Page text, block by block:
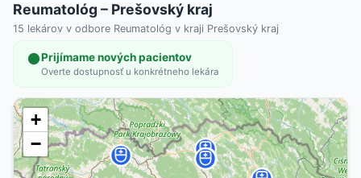
Reumatológ – Prešovský kraj
15 lekárov v odbore Reumatológ v kraji Prešovský kraj
Prijímame nových pacientov
Overte dostupnosť u konkrétneho lekára
+
−